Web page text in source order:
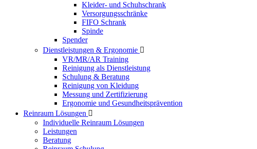
Kleider- und Schuhschrank
Versorgungsschränke
FIFO Schrank
Spinde
Spender
Dienstleistungen & Ergonomie 
VR/MR/AR Training
Reinigung als Dienstleistung
Schulung & Beratung
Reinigung von Kleidung
Messung und Zertifizierung
Ergonomie und Gesundheitsprävention
Reinraum Lösungen 
Individuelle Reinraum Lösungen
Leistungen
Beratung